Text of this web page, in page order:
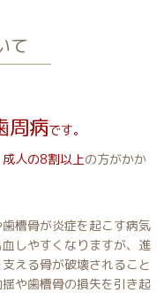
て
周病です。
成人の8割以上の方がかか
槽骨が炎症を起こす病気
しやすくなりますが、進
える骨が破壊されること
や歯槽骨の損失を引き起